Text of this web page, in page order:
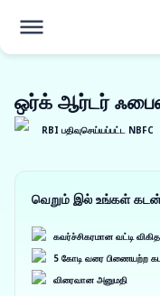
ஒர்க் ஆர்டர்
RBI பதிவுசெய்யப்பட்ட NBFC
வெறும் இல் உங்கள் கடன்
கவர்ச்சிகரமான வட்டி
5 கோடி வரை பிணையற்ற
விரைவான அனுமதி